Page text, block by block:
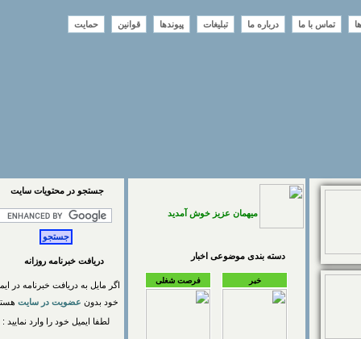
تماس با ما درباره ما تبلیغات پیوندها قوانین حمایت
میهمان عزیز خوش آمدید
دسته بندی موضوعی اخبار
فرصت شغلی
جستجو در محتويات سايت
دریافت خبرنامه روزانه
اگر مایل به دریافت خبرنامه در ایمیل
خود بدونعضویت در سایتهستید
لطفا ایمیل خود را وارد نمایید :